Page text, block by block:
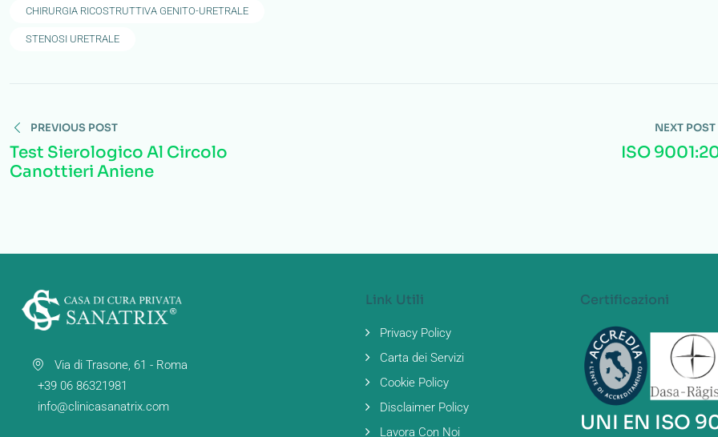
CHIRURGIA RICOSTRUTTIVA GENITO-URETRALE
STENOSI URETRALE
articoli
PREVIOUS POST
Test Sierologico Al Circolo
Canottieri Aniene
NEXT POST
ISO
Via di Trasone, 61 - Roma
+39 06 86321981
info@clinicasanatrix.com
Link Utili
Privacy Policy
Carta dei Servizi
Cookie Policy
Disclaimer Policy
Lavora Con Noi
Certificazioni
UNI EN ISO